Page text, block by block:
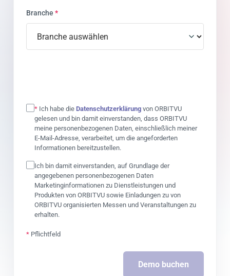
Branche *
* Ich habe die Datenschutzerklärung von ORBITVU
gelesen und bin damit einverstanden, dass ORBITVU
meine personenbezogenen Daten, einschließlich meiner
E-Mail-Adresse, verarbeitet, um die angeforderten
Informationen bereitzustellen.
Ich bin damit einverstanden, auf Grundlage der
angegebenen personenbezogenen Daten
Marketinginformationen zu Dienstleistungen und
Produkten von ORBITVU sowie Einladungen zu von
ORBITVU organisierten Messen und Veranstaltungen zu
erhalten.
* Pflichtfeld
Demo buchen